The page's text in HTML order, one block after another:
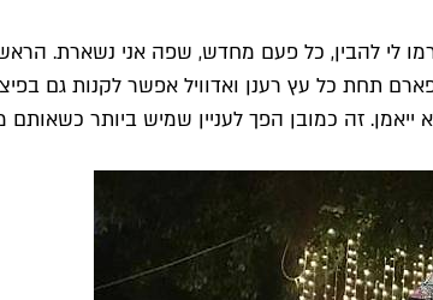
לי להבין, כל פעם מחדש, שפה אני נשארת.
תחת כל עץ רענן ואדוויל אפשר לקנות גם
ייאמן. זה כמובן הפך לעניין שמיש ביותר כשאותם